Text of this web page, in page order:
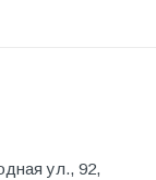
ул., 92,